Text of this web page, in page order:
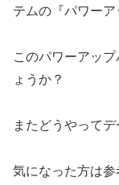
テムの『パワーア
このパワーアッ
ょうか？
またどうやって
気になった方は参